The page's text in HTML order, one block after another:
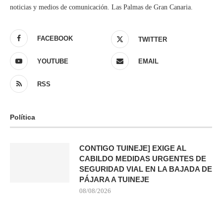
noticias y medios de comunicación. Las Palmas de Gran Canaria.
FACEBOOK TWITTER
YOUTUBE EMAIL
RSS
Política
CONTIGO TUINEJE] EXIGE AL
CABILDO MEDIDAS URGENTES DE
SEGURIDAD VIAL EN LA BAJADA DE
PÁJARA A TUINEJE
08/08/2026